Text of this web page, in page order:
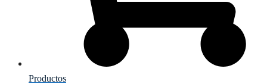
Productos